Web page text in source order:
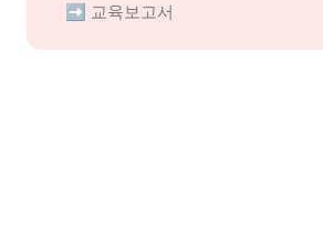
➡️ 교육보고서